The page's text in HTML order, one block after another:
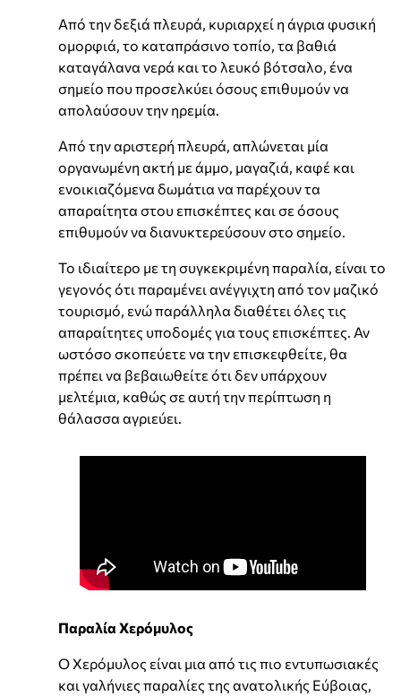
Από την δεξιά πλευρά, κυριαρχεί η άγρια φυσική
ομορφιά, το καταπράσινο τοπίο, τα βαθιά
καταγάλανα νερά και το λευκό βότσαλο, ένα
σημείο που προσελκύει όσους επιθυμούν να
απολαύσουν την ηρεμία.
Από την αριστερή πλευρά, απλώνεται μία
οργανωμένη ακτή με άμμο, μαγαζιά, καφέ και
ενοικιαζόμενα δωμάτια να παρέχουν τα
απαραίτητα στου επισκέπτες και σε όσους
επιθυμούν να διανυκτερεύσουν στο σημείο.
Το ιδιαίτερο με τη συγκεκριμένη παραλία, είναι το
γεγονός ότι παραμένει ανέγγιχτη από τον μαζικό
τουρισμό, ενώ παράλληλα διαθέτει όλες τις
απαραίτητες υποδομές για τους επισκέπτες. Αν
ωστόσο σκοπεύετε να την επισκεφθείτε, θα
πρέπει να βεβαιωθείτε ότι δεν υπάρχουν
μελτέμια, καθώς σε αυτή την περίπτωση η
θάλασσα αγριεύει.
Παραλία Χερόμυλος
Ο Χερόμυλος είναι μια από τις πιο εντυπωσιακές
και γαλήνιες παραλίες της ανατολικής Εύβοιας,